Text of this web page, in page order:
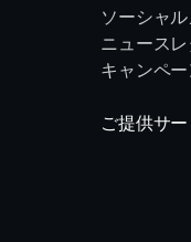
ソーシャ
ニュース
キャンペ
ご提供サ